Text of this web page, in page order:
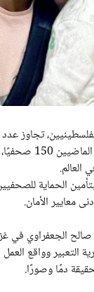
تجاوز عدد
في القطاع خلال
الحماية
معايير الأمان.
الجعفراوي في
التعبير وواقع
دمًا وصورًا.